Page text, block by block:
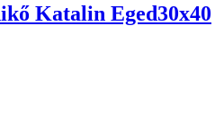
Katalin Eged30x40